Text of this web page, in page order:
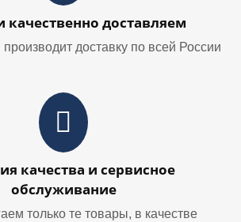
качественно доставляем
доставку по всей России
качества и сервисное
обслуживание
только те товары, в качестве